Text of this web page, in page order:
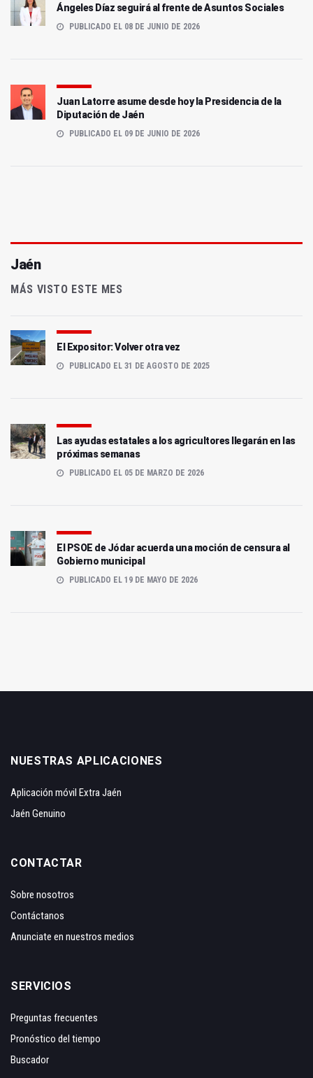
Ángeles Díaz seguirá al frente de Asuntos Sociales
PUBLICADO EL 08 DE JUNIO DE 2026
Juan Latorre asume desde hoy la Presidencia de la
Diputación de Jaén
PUBLICADO EL 09 DE JUNIO DE 2026
Jaén
MÁS VISTO ESTE MES
El Expositor: Volver otra vez
PUBLICADO EL 31 DE AGOSTO DE 2025
Las ayudas estatales a los agricultores llegarán en las
próximas semanas
PUBLICADO EL 05 DE MARZO DE 2026
El PSOE de Jódar acuerda una moción de censura al
Gobierno municipal
PUBLICADO EL 19 DE MAYO DE 2026
NUESTRAS APLICACIONES
Aplicación móvil Extra Jaén
Jaén Genuino
CONTACTAR
Sobre nosotros
Contáctanos
Anunciate en nuestros medios
SERVICIOS
Preguntas frecuentes
Pronóstico del tiempo
Buscador